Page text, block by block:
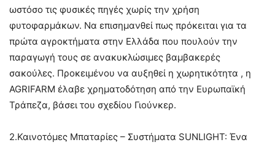
ωστόσο τις φυσικές πηγές χωρίς την χρήση
φυτοφαρμάκων. Να επισημανθεί πως πρόκειται για τα
πρώτα αγροκτήματα στην Ελλάδα που πουλούν την
παραγωγή τους σε ανακυκλώσιμες βαμβακερές
σακούλες. Προκειμένου να αυξηθεί η χωρητικότητα , η
AGRIFARM έλαβε χρηματοδότηση από την Ευρωπαϊκή
Τράπεζα, βάσει του σχεδίου Γιούνκερ.
2.Καινοτόμες Μπαταρίες – Συστήματα SUNLIGHT: Ένα